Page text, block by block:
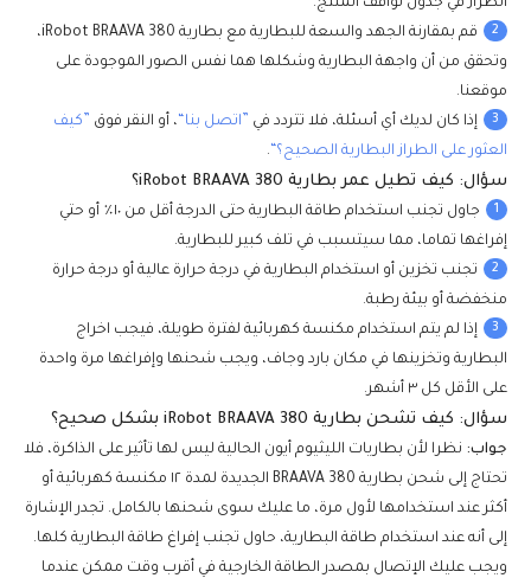
2
قم بمقارنة الجهد والسعة للبطارية مع بطارية iRobot BRAAVA 380،
وتحقق من أن واجهة البطارية وشكلها هما نفس الصور الموجودة على
موقعنا.
3 إذا كان لديك أي أسئلة، فلا تتردد في ”اتصل بنا“، أو النقر فوق ”كيف
العثور على الطراز البطارية الصحيح؟“.
سؤال: كيف تطيل عمر بطارية iRobot BRAAVA 380؟
1
جاول تجنب استخدام طاقة البطارية حتى الدرجة أقل من ١٠٪ أو حتي
إفراغها تماما، مما سيتسبب في تلف كبير للبطارية.
2
تجنب تخزين أو استخدام البطارية في درجة حرارة عالية أو درجة حرارة
منخفضة أو بيئة رطبة.
3
إذا لم يتم استخدام مكنسة كهربائية لفترة طويلة، فيجب اخراج
البطارية وتخزينها في مكان بارد وجاف، ويجب شحنها وإفراغها مرة واحدة
على الأقل كل ٣ أشهر.
سؤال: كيف تشحن بطارية iRobot BRAAVA 380 بشكل صحيح؟
جواب: نظرا لأن بطاريات الليثيوم أيون الحالية ليس لها تأثير على الذاكرة، فلا
تحتاج إلى شحن بطارية BRAAVA 380 الجديدة لمدة ١٢ مكنسة كهربائية أو
أكثر عند استخدامها لأول مرة، ما عليك سوى شحنها بالكامل. تجدر الإشارة
إلى أنه عند استخدام طاقة البطارية، حاول تجنب إفراغ طاقة البطارية كلها.
ويجب عليك الإتصال بمصدر الطاقة الخارجية في أقرب وقت ممكن عندما